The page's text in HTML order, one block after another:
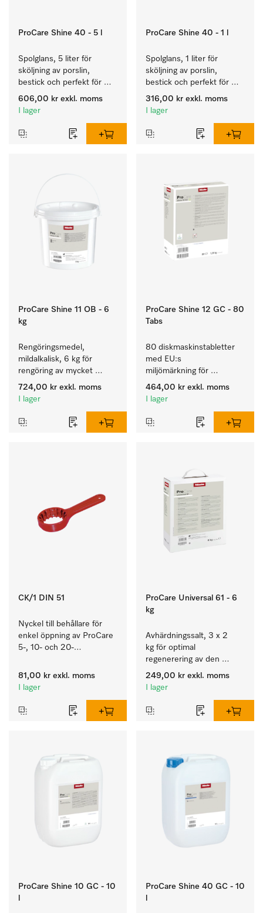
ProCare Shine 40 - 5 l
Spolglans, 5 liter för
sköljning av porslin,
bestick och perfekt för
glas.
606,00 kr exkl. moms
I lager
ProCare Shine 40 - 1 l
Spolglans, 1 liter för
sköljning av porslin,
bestick och perfekt för
glas.
316,00 kr exkl. moms
I lager
ProCare Shine 11 OB - 6
kg
Rengöringsmedel,
mildalkalisk, 6 kg för
rengöring av mycket
smutsigt porslin, bestick
och glas.
724,00 kr exkl. moms
I lager
ProCare Shine 12 GC - 80
Tabs
80 diskmaskinstabletter
med EU:s
miljömärkning för
rengöring av mycket
smutsigt porslin, bestick
464,00 kr exkl. moms
I lager
CK/1 DIN 51
Nyckel till behållare för
enkel öppning av ProCare
5-, 10- och 20-
81,00 kr exkl. moms
I lager
ProCare Universal 61 - 6
kg
Avhärdningssalt, 3 x 2
kg för optimal
regenerering av den
interna avhärdaren.
249,00 kr exkl. moms
I lager
ProCare Shine 10 GC - 10
ProCare Shine 40 GC - 10